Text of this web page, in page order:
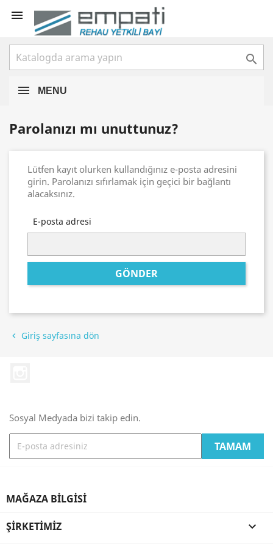


MENU
Parolanızı mı unuttunuz?
Lütfen kayıt olurken kullandığınız e-posta adresini
girin. Parolanızı sıfırlamak için geçici bir bağlantı
alacaksınız.
E-posta adresi
GÖNDER
 Giriş sayfasına dön
Sosyal Medyada bizi takip edin.
MAĞAZA BILGISI
ŞIRKETIMIZ 